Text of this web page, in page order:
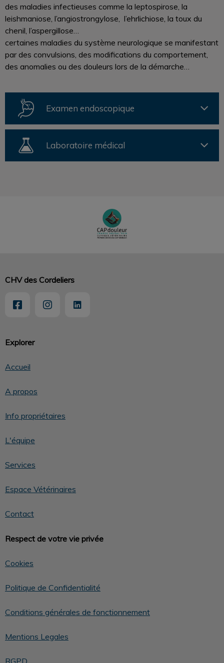
des maladies infectieuses comme la leptospirose, la
leishmaniose, l’angiostrongylose, l’ehrlichiose, la toux du
chenil, l’aspergillose…
certaines maladies du système neurologique se manifestant
par des convulsions, des modifications du comportement,
des anomalies ou des douleurs lors de la démarche…
Examen endoscopique
Laboratoire médical
Explorer
Accueil
A propos
Info propriétaires
L'équipe
Services
Espace Vétérinaires
Contact
Respect de votre vie privée
Cookies
Politique de Confidentialité
Conditions générales de fonctionnement
Mentions Legales
RGPD
CHV des Cordeliers